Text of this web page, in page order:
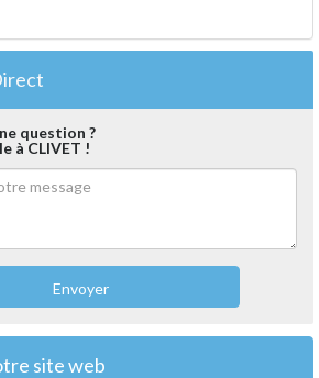
question ?
à CLIVET !
Envoyer
site web